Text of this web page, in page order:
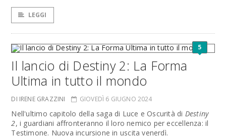
LEGGI
5
Il lancio di Destiny 2: La Forma
Ultima in tutto il mondo
DI IRENE GRAZZINI GIOVEDÌ 6 GIUGNO 2024
Nell'ultimo capitolo della saga di Luce e Oscurità di Destiny
2, i guardiani affronteranno il loro nemico per eccellenza: il
Testimone. Nuova incursione in uscita venerdì.